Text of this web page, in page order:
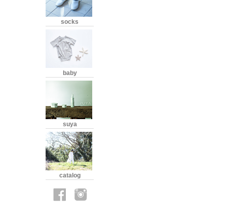
socks
baby
suya
catalog